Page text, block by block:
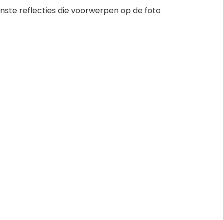
reflecties die voorwerpen op de foto